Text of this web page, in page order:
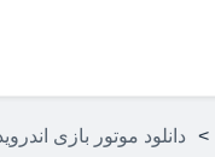
> دانلود موتور بازی